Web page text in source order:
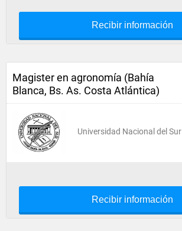
Recibir información
Magister en agronomía (Bahía
Blanca, Bs. As. Costa Atlántica)
Universidad Nacional del Sur
Recibir información